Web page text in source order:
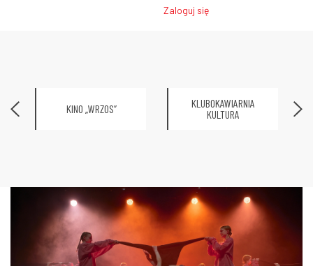
Zaloguj się
KINO „WRZOS”
KLUBOKAWIARNIA
KULTURA